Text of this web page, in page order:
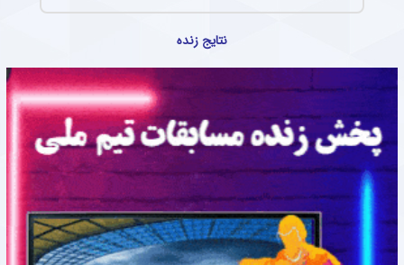
نتایج زنده